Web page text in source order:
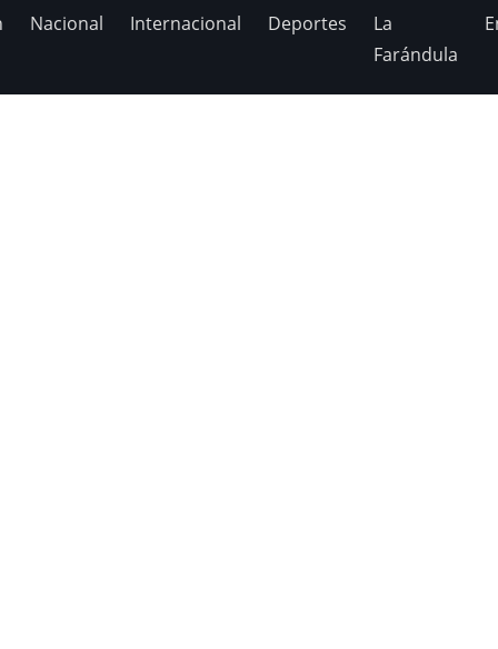
Nacional Internacional Deportes
La
Farándula